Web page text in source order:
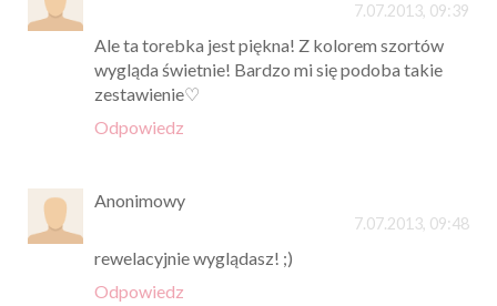
7.07.2013, 09:39
Ale ta torebka jest piękna! Z kolorem szortów
wygląda świetnie! Bardzo mi się podoba takie
zestawienie♡
Odpowiedz
Anonimowy
7.07.2013, 09:48
rewelacyjnie wyglądasz! ;)
Odpowiedz